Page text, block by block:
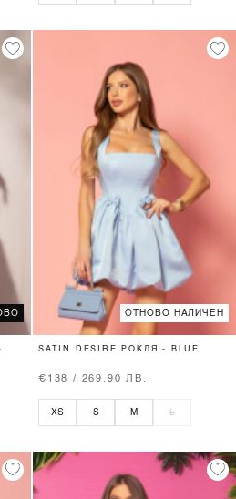
ОТНОВО НАЛИЧЕН
SATIN DESIRE РОКЛЯ - BLUE
€138 / 269.90 ЛВ.
XS S M L